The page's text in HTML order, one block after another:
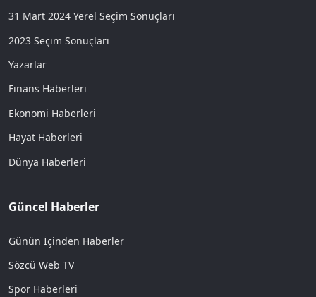
31 Mart 2024 Yerel Seçim Sonuçları
2023 Seçim Sonuçları
Yazarlar
Finans Haberleri
Ekonomi Haberleri
Hayat Haberleri
Dünya Haberleri
Güncel Haberler
Günün İçinden Haberler
Sözcü Web TV
Spor Haberleri